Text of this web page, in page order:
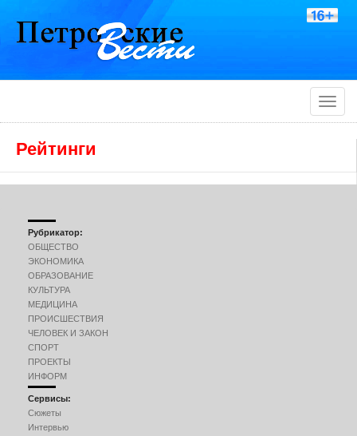
Toggle
Рейтинги
Рубрикатор:
ОБЩЕСТВО
ЭКОНОМИКА
ОБРАЗОВАНИЕ
КУЛЬТУРА
МЕДИЦИНА
ПРОИСШЕСТВИЯ
ЧЕЛОВЕК И ЗАКОН
СПОРТ
ПРОЕКТЫ
ИНФОРМ
Сервисы:
Сюжеты
Интервью